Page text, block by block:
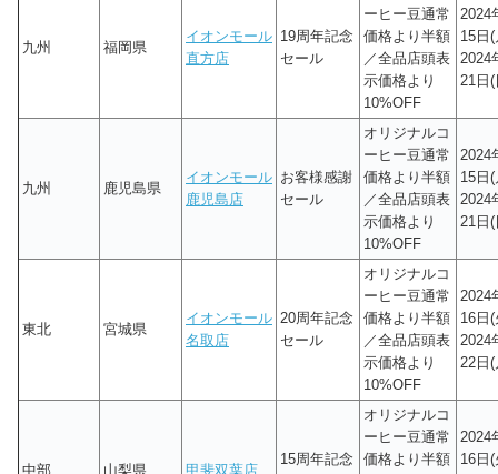
九州 福岡県
イオンモール
直方店
19周年記念
セール
ーヒー豆通常
価格より半額
／全品店頭表
示価格より
10%OFF
2024
15日
2024
21日(
九州 鹿児島県
イオンモール
鹿児島店
お客様感謝
セール
オリジナルコ
ーヒー豆通常
価格より半額
／全品店頭表
示価格より
10%OFF
2024
15日
2024
21日(
東北 宮城県
イオンモール
名取店
20周年記念
セール
オリジナルコ
ーヒー豆通常
価格より半額
／全品店頭表
示価格より
10%OFF
2024
16日
2024
22日(
中部 山梨県 甲斐双葉店
15周年記念
オリジナルコ
ーヒー豆通常
価格より半額
2024
16日